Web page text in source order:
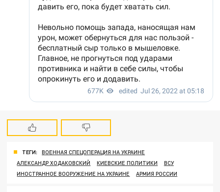
ТЕГИ:
ВОЕННАЯ СПЕЦОПЕРАЦИЯ НА УКРАИНЕ
АЛЕКСАНДР ХОДАКОВСКИЙ
КИЕВСКИЕ ПОЛИТИКИ
ВСУ
ИНОСТРАННОЕ ВООРУЖЕНИЕ НА УКРАИНЕ
АРМИЯ РОССИИ